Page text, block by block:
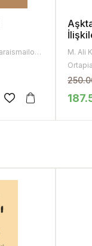
M. Ali Karaismailoğlu, Serkan Karaismailoğlu
Ortapia